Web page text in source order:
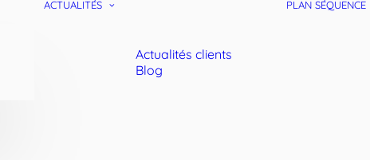
ACTUALITÉS
Actualités clients
Blog
PLAN SÉQUENCE